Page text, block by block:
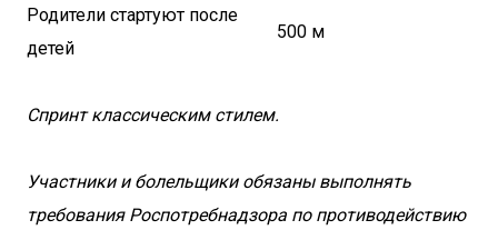
Родители стартуют после
детей
500 м
Спринт классическим стилем.
Участники и болельщики обязаны выполнять
требования Роспотребнадзора по противодействию